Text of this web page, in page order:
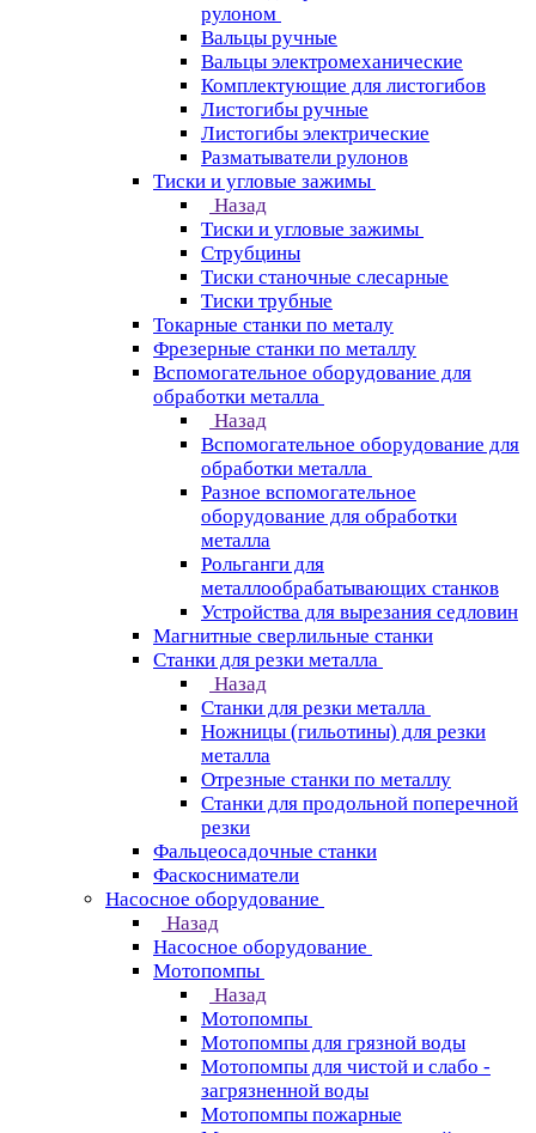
рулоном
Вальцы ручные
Вальцы электромеханические
Комплектующие для листогибов
Листогибы ручные
Листогибы электрические
Разматыватели рулонов
Тиски и угловые зажимы
Назад
Тиски и угловые зажимы
Струбцины
Тиски станочные слесарные
Тиски трубные
Токарные станки по металу
Фрезерные станки по металлу
Вспомогательное оборудование для
обработки металла
Назад
Вспомогательное оборудование для
обработки металла
Разное вспомогательное
оборудование для обработки
металла
Рольганги для
металлообрабатывающих станков
Устройства для вырезания седловин
Магнитные сверлильные станки
Станки для резки металла
Назад
Станки для резки металла
Ножницы (гильотины) для резки
металла
Отрезные станки по металлу
Станки для продольной поперечной
резки
Фальцеосадочные станки
Фаскосниматели
Насосное оборудование
Назад
Насосное оборудование
Мотопомпы
Назад
Мотопомпы
Мотопомпы для грязной воды
Мотопомпы для чистой и слабо -
загрязненной воды
Мотопомпы пожарные